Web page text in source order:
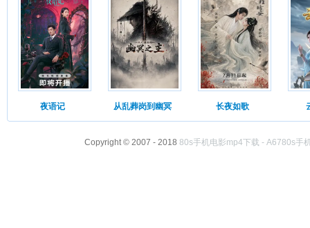
夜语记 从乱葬岗到幽冥 长夜如歌
Copyright © 2007 - 2018 80s手机电影mp4下载 - A6780s手